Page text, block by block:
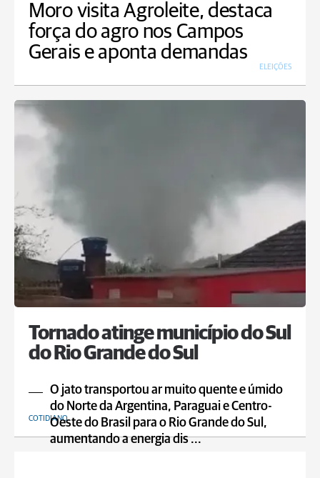
Moro visita Agroleite, destaca
força do agro nos Campos
Gerais e aponta demandas
ELEIÇÕES
Tornado atinge município do Sul
do Rio Grande do Sul
O jato transportou ar muito quente e úmido
do Norte da Argentina, Paraguai e Centro-
Oeste do Brasil para o Rio Grande do Sul,
aumentando a energia dis ...
COTIDIANO